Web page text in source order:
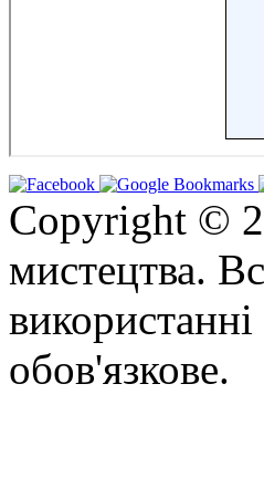
Copyright ©
мистецтва.
обов'язкове.